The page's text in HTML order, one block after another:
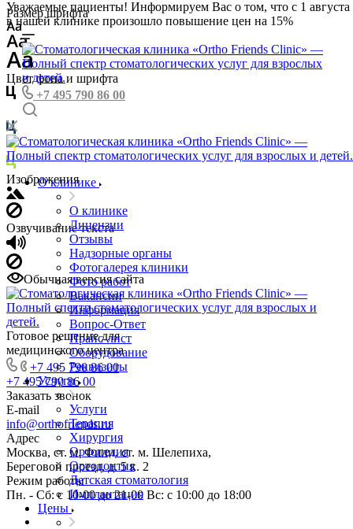
Размер шрифта
Цвет фона и шрифта
Изображения
Озвучивание текста
Обычная версия сайта
Готовое решение для
медицинского центра
+7 495 790 86 00
+7 495 790 86 00
Заказать звонок
E-mail
info@orthofriends.ru
Адрес
Москва, ст. м. Фили, ст. м. Шелепиха,
Береговой проезд, д. 5 к. 2
Режим работы
Пн. - Сб: с 10-00 до 21-00 Вс: c 10:00 до 18:00
Уважаемые пациенты! Информируем Вас о том, что с 1 августа
в нашей клинике произошло повышение цен на 15%
+7 495 790 86 00
О клинике
О клинике
Лицензии
Отзывы
Надзорные органы
Фотогалерея клиники
Фото работ
Вакансии
Информация
Вопрос-Ответ
Прайс-лист
Оборудование
Реквизиты
Услуги
Услуги
Терапия
Хирургия
Ортопедия
Ортодонтия
Детская стоматология
Имплантация
Цены